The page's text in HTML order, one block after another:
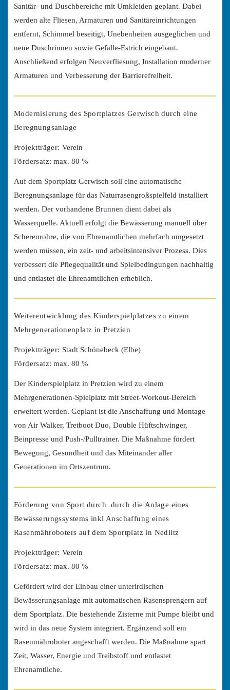
Sanitär- und Duschbereiche mit Umkleiden geplant. Dabei
werden alte Fliesen, Armaturen und Sanitäreinrichtungen
entfernt, Schimmel beseitigt, Unebenheiten ausgeglichen und
neue Duschrinnen sowie Gefälle-Estrich eingebaut.
Anschließend erfolgen Neuverfliesung, Installation moderner
Armaturen und Verbesserung der Barrierefreiheit.
Modernisierung des Sportplatzes Gerwisch durch eine
Beregnungsanlage
Projektträger: Verein
Fördersatz: max. 80 %
Auf dem Sportplatz Gerwisch soll eine automatische
Beregnungsanlage für das Naturrasengroßspielfeld installiert
werden. Der vorhandene Brunnen dient dabei als
Wasserquelle. Aktuell erfolgt die Bewässerung manuell über
Scherenrohre, die von Ehrenamtlichen mehrfach umgesetzt
werden müssen, ein zeit- und arbeitsintensiver Prozess. Dies
verbessert die Pflegequalität und Spielbedingungen nachhaltig
und entlastet die Ehrenamtlichen erheblich.
Weiterentwicklung des Kinderspielplatzes zu einem
Mehrgenerationenplatz in Pretzien
Projektträger: Stadt Schönebeck (Elbe)
Fördersatz: max. 80 %
Der Kinderspielplatz in Pretzien wird zu einem
Mehrgenerationen-Spielplatz mit Street-Workout-Bereich
erweitert werden. Geplant ist die Anschaffung und Montage
von Air Walker, Tretboot Duo, Double Hüftschwinger,
Beinpresse und Push-/Pulltrainer. Die Maßnahme fördert
Bewegung, Gesundheit und das Miteinander aller
Generationen im Ortszentrum.
Förderung von Sport durch durch die Anlage eines
Bewässerungssystems inkl Anschaffung eines
Rasenmähroboters auf dem Sportplatz in Nedlitz
Projektträger: Verein
Fördersatz: max. 80 %
Gefördert wird der Einbau einer unterirdischen
Bewässerungsanlage mit automatischen Rasensprengern auf
dem Sportplatz. Die bestehende Zisterne mit Pumpe bleibt und
wird in das neue System integriert. Ergänzend soll ein
Rasenmähroboter angeschafft werden. Die Maßnahme spart
Zeit, Wasser, Energie und Treibstoff und entlastet
Ehrenamtliche.